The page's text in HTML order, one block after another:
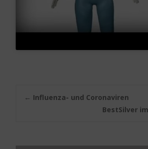
Post
← Influenza- und Coronaviren
BestSilver